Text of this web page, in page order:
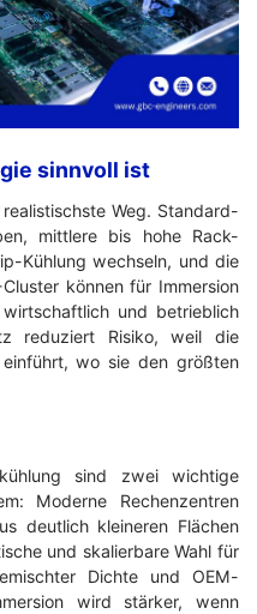
sinnvoll ist
Weg. Standard-
mittlere bis hohe Rack-
Kühlung wechseln, und die
können für Immersion
und betrieblich
reduziert Risiko, weil die
wo sie den größten
sind zwei wichtige
Moderne Rechenzentren
deutlich kleineren Flächen
und skalierbare Wahl für
Dichte und OEM-
wird stärker, wenn